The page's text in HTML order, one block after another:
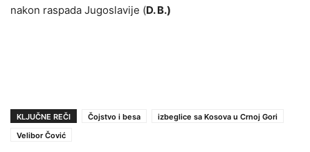
nakon raspada Jugoslavije (D. B.)
KLJUČNE REČI Čojstvo i besa
izbeglice sa Kosova u Crnoj Gori
Velibor Čović